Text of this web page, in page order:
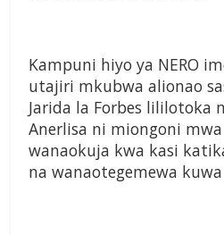
Kampuni hiyo ya NERO
utajiri mkubwa alionao
Jarida la Forbes lililotoka
Anerlisa ni miongoni
wanaokuja kwa kasi
na wanaotegemewa